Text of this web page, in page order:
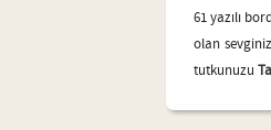
61 yazılı
olan
tutkunuzu